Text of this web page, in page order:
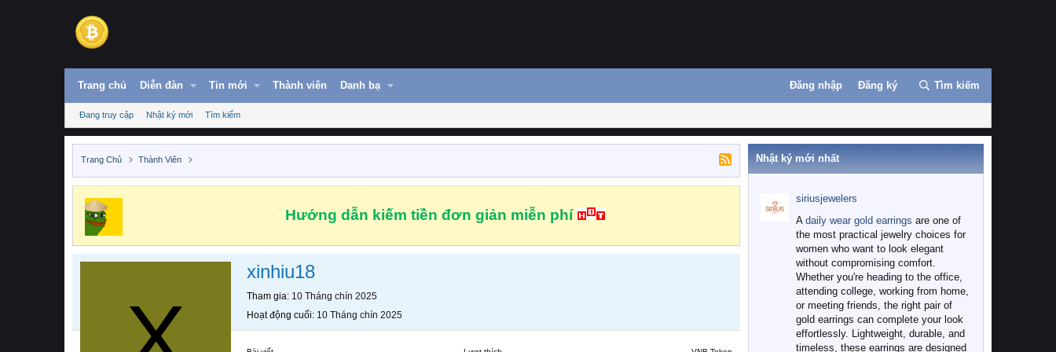
Trang chủ Diễn đàn Tin mới Thành viên Danh bạ Đăng nhập Đăng ký Tìm kiếm
Đang truy cập Nhật ký mới Tìm kiếm
Trang Chủ Thành Viên
Hướng dẫn kiếm tiền đơn giản miễn phí
xinhiu18
Tham gia 10 Tháng chín 2025
Hoạt động cuối 10 Tháng chín 2025
Nhật ký mới nhất
siriusjewelers
A daily wear gold earrings are one of
the most practical jewelry choices for
women who want to look elegant
without compromising comfort.
Whether you're heading to the office,
attending college, working from home,
or meeting friends, the right pair of
gold earrings can complete your look
effortlessly. Lightweight, durable, and
timeless, these earrings are designed